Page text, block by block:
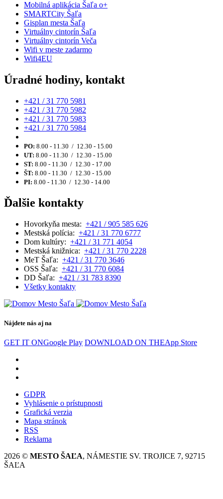
Mobilná aplikácia Šaľa o+
SMARTCity Šaľa
Gisplan mesta Šaľa
Virtuálny cintorín Šaľa
Virtuálny cintorín Veča
Wifi v meste zadarmo
Wifi4EU
Úradné hodiny, kontakt
+421 / 31 770 5981
+421 / 31 770 5982
+421 / 31 770 5983
+421 / 31 770 5984
PO: 8.00 - 11.30 / 12.30 - 15.00
UT: 8.00 - 11.30 / 12.30 - 15.00
ST: 8.00 - 11.30 / 12.30 - 17.00
ŠT: 8.00 - 11.30 / 12.30 - 15.00
PI: 8.00 - 11.30 / 12.30 - 14.00
Ďalšie kontakty
Hovorkyňa mesta: +421 / 905 585 626
Mestská polícia: +421 / 31 770 6777
Dom kultúry: +421 / 31 771 4054
Mestská knižnica: +421 / 31 770 2228
MeT Šaľa: +421 / 31 770 3646
OSS Šaľa: +421 / 31 770 6084
DD Šaľa: +421 / 31 783 8390
Všetky kontakty
Nájdete nás aj na
GET IT ONGoogle Play DOWNLOAD ON THEApp Store
GDPR
Vyhlásenie o prístupnosti
Grafická verzia
Mapa stránok
RSS
Reklama
2026 © MESTO ŠAĽA, NÁMESTIE SV. TROJICE 7, 92715
ŠAĽA